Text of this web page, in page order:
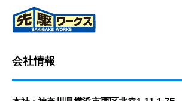
会社情報